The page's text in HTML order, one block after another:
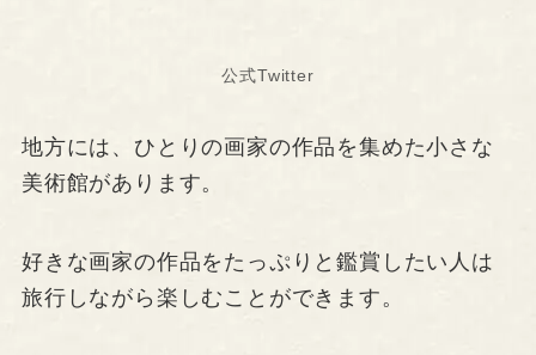
公式Twitter
地方には、ひとりの画家の作品を集めた小さな
美術館があります。
好きな画家の作品をたっぷりと鑑賞したい人は
旅行しながら楽しむことができます。